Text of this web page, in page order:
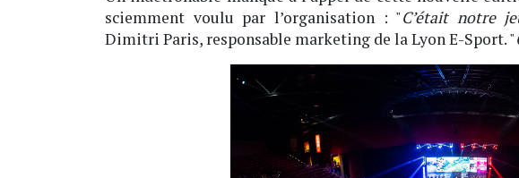
sciemment voulu par l’organisation : "C’était notre
Dimitri Paris, responsable marketing de la Lyon E-Sport. "